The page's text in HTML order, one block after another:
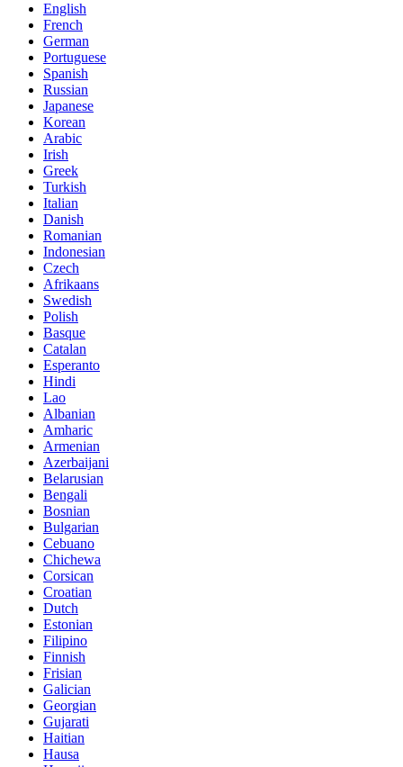
English
French
German
Portuguese
Spanish
Russian
Japanese
Korean
Arabic
Irish
Greek
Turkish
Italian
Danish
Romanian
Indonesian
Czech
Afrikaans
Swedish
Polish
Basque
Catalan
Esperanto
Hindi
Lao
Albanian
Amharic
Armenian
Azerbaijani
Belarusian
Bengali
Bosnian
Bulgarian
Cebuano
Chichewa
Corsican
Croatian
Dutch
Estonian
Filipino
Finnish
Frisian
Galician
Georgian
Gujarati
Haitian
Hausa